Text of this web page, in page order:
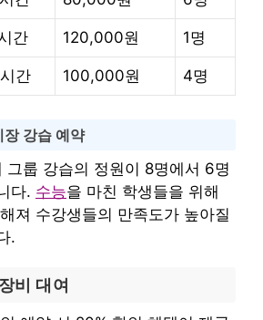
간 120,000원 1명
간 100,000원 4명
강습 예약
룹 강습의 정원이 8명에서 6명
다. 수능을 마친 학생들을 위해
져 수강생들의 만족도가 높아질
.
비 대여